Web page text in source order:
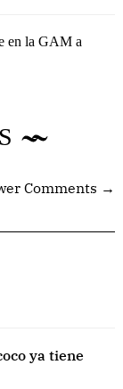
en la GAM a
Comments →
ya tiene